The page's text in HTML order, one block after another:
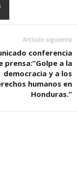
Artículo siguiente
conferencia
prensa:”Golpe a la
democracia y a los
humanos en
Honduras.”